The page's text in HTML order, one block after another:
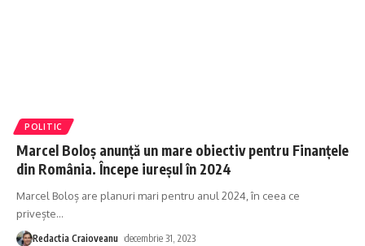
POLITIC
Marcel Boloș anunță un mare obiectiv pentru Finanțele
din România. Începe iureșul în 2024
Marcel Boloș are planuri mari pentru anul 2024, în ceea ce
privește…
Redactia Craioveanu decembrie 31, 2023